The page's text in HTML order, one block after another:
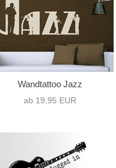
Wandtattoo Jazz
ab 19,95 EUR